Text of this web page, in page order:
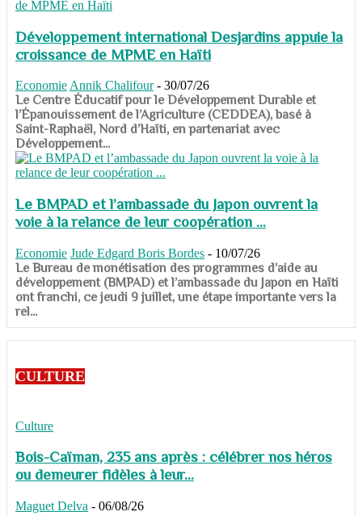
Développement international Desjardins appuie la
croissance de MPME en Haïti
Economie Annik Chalifour - 30/07/26
​​​​​​​Le Centre Éducatif pour le Développement Durable et
l’Épanouissement de l’Agriculture (CEDDEA), basé à
Saint-Raphaël, Nord d’Haïti, en partenariat avec
Développement...
Le BMPAD et l’ambassade du Japon ouvrent la
voie à la relance de leur coopération ...
Economie Jude Edgard Boris Bordes - 10/07/26
​​​​​​​Le Bureau de monétisation des programmes d’aide au
développement (BMPAD) et l’ambassade du Japon en Haïti
ont franchi, ce jeudi 9 juillet, une étape importante vers la
rel...
CULTURE
Culture
Bois-Caïman, 235 ans après : célébrer nos héros
ou demeurer fidèles à leur...
Maguet Delva - 06/08/26